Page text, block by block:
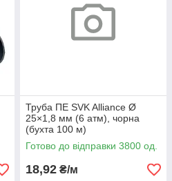
Труба ПЕ SVK Alliance Ø
25×1,8 мм (6 атм), чорна
(бухта 100 м)
Готово до відправки 3800 од.
18,92 ₴/м